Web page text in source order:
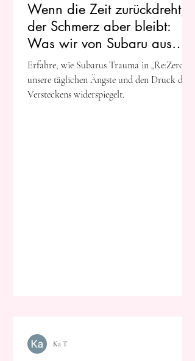
Wenn die Zeit zurückdreht,
der Schmerz aber bleibt:
Was wir von Subaru aus
„Re:Zero“ über psychische
Lasten lernen können
Erfahre, wie Subarus Trauma in „Re:Zero“
unsere täglichen Ängste und den Druck des
Versteckens widerspiegelt.
Ka T